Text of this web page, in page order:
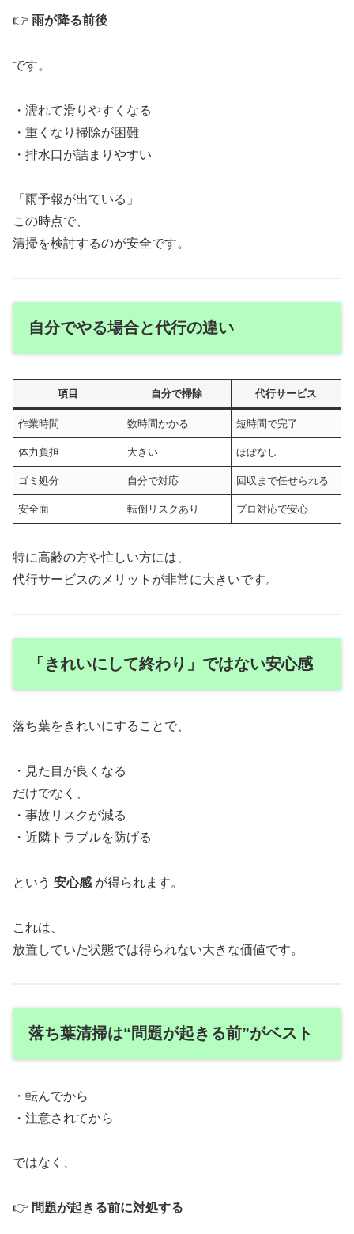
👉 雨が降る前後
です。
・濡れて滑りやすくなる
・重くなり掃除が困難
・排水口が詰まりやすい
「雨予報が出ている」
この時点で、
清掃を検討するのが安全です。
自分でやる場合と代行の違い
項目 自分で掃除 代行サービス
作業時間 数時間かかる 短時間で完了
体力負担 大きい ほぼなし
ゴミ処分 自分で対応 回収まで任せられる
安全面 転倒リスクあり プロ対応で安心
特に高齢の方や忙しい方には、
代行サービスのメリットが非常に大きいです。
「きれいにして終わり」ではない安心感
落ち葉をきれいにすることで、
・見た目が良くなる
だけでなく、
・事故リスクが減る
・近隣トラブルを防げる
という 安心感 が得られます。
これは、
放置していた状態では得られない大きな価値です。
落ち葉清掃は“問題が起きる前”がベスト
・転んでから
・注意されてから
ではなく、
👉 問題が起きる前に対処する